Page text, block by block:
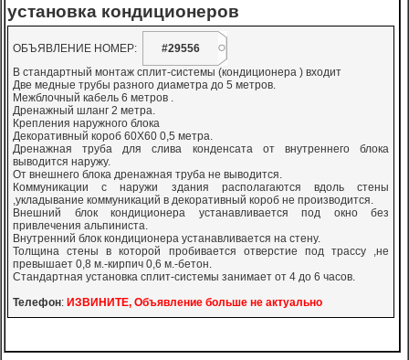
установка кондиционеров
ОБЪЯВЛЕНИЕ НОМЕР:
#29556
В стандартный монтаж сплит-системы (кондиционера ) входит
Две медные трубы разного диаметра до 5 метров.
Межблочный кабель 6 метров .
Дренажный шланг 2 метра.
Крепления наружного блока
Декоративный короб 60X60 0,5 метра.
Дренажная труба для слива конденсата от внутреннего блока
выводится наружу.
От внешнего блока дренажная труба не выводится.
Коммуникации с наружи здания располагаются вдоль стены
,укладывание коммуникаций в декоративный короб не производится.
Внешний блок кондиционера устанавливается под окно без
привлечения альпиниста.
Внутренний блок кондиционера устанавливается на стену.
Толщина стены в которой пробивается отверстие под трассу ,не
превышает 0,8 м.-кирпич 0,6 м.-бетон.
Стандартная установка сплит-системы занимает от 4 до 6 часов.
Телефон: ИЗВИНИТЕ, Объявление больше не актуально